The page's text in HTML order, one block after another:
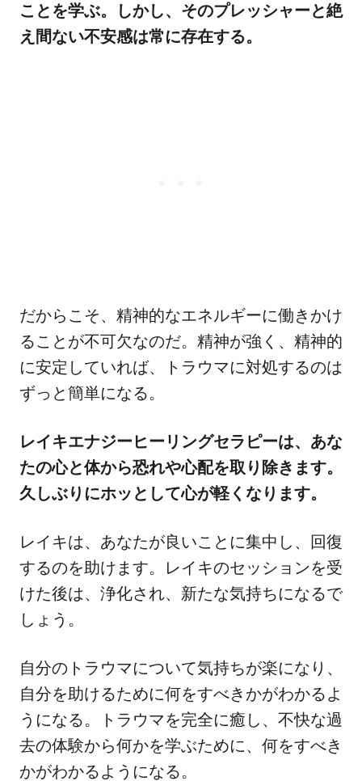
ことを学ぶ。しかし、そのプレッシャーと絶
え間ない不安感は常に存在する。
だからこそ、精神的なエネルギーに働きかけ
ることが不可欠なのだ。精神が強く、精神的
に安定していれば、トラウマに対処するのは
ずっと簡単になる。
レイキエナジーヒーリングセラピーは、あな
たの心と体から恐れや心配を取り除きます。
久しぶりにホッとして心が軽くなります。
レイキは、あなたが良いことに集中し、回復
するのを助けます。レイキのセッションを受
けた後は、浄化され、新たな気持ちになるで
しょう。
自分のトラウマについて気持ちが楽になり、
自分を助けるために何をすべきかがわかるよ
うになる。トラウマを完全に癒し、不快な過
去の体験から何かを学ぶために、何をすべき
かがわかるようになる。